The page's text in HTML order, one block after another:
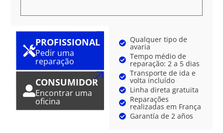
PROFISSIONAL
Pedir uma
reparação
CONSUMIDOR
Encontrar uma
oficina
Qualquer tipo de
avaria
Tempo médio de
reparação: 2 a 5 dias
Transporte de ida e
volta incluído
Linha direta gratuita
Reparações
realizadas em França
Garantía de 2 años